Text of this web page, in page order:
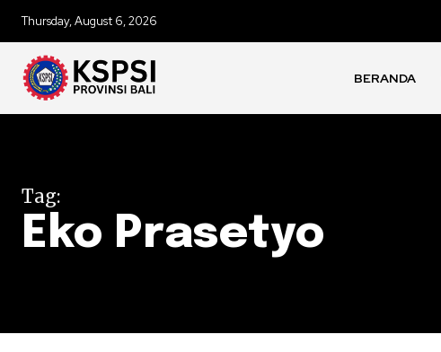
Thursday, August 6, 2026
BERANDA
Tag:
Eko Prasetyo